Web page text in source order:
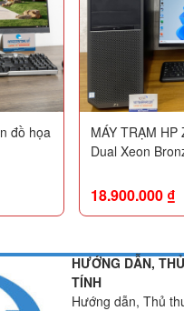
đồ họa
MÁY TRẠM
Dual Xeon
Quadro P620 2G
18.900.000 ₫
HƯỚNG DẪN,
TÍNH
Hướng dẫn, Thủ